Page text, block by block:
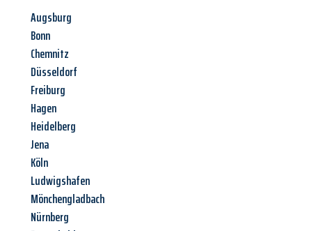
Augsburg
Bonn
Chemnitz
Düsseldorf
Freiburg
Hagen
Heidelberg
Jena
Köln
Ludwigshafen
Mönchengladbach
Nürnberg